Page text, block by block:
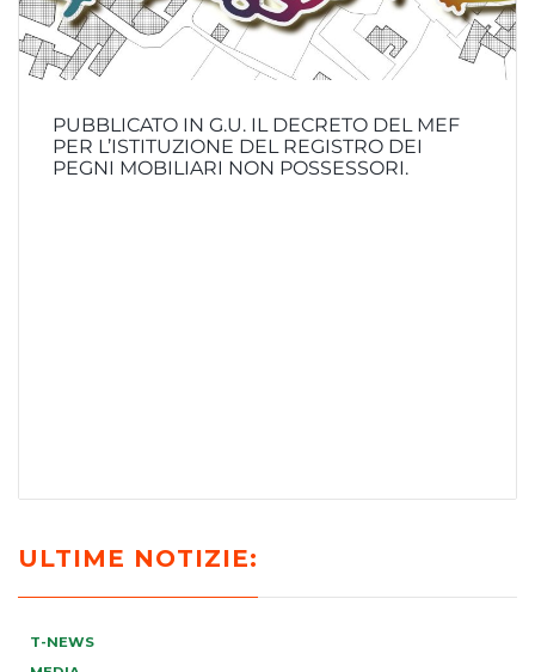
PUBBLICATO IN G.U. IL DECRETO DEL MEF
PER L’ISTITUZIONE DEL REGISTRO DEI
PEGNI MOBILIARI NON POSSESSORI.
ULTIME NOTIZIE:
T-NEWS